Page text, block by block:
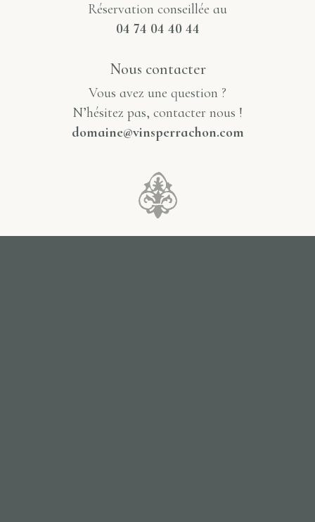
Réservation conseillée au
04 74 04 40 44
Nous contacter
Vous avez une question ?
N’hésitez pas, contacter nous !
domaine@vinsperrachon.com